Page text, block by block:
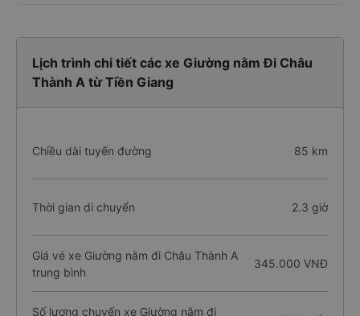
Lịch trình chi tiết các xe Giường nằm Đi Châu
Thành A từ Tiền Giang
Chiều dài tuyến đường 85 km
Thời gian di chuyển 2.3 giờ
Giá vé xe Giường nằm đi Châu Thành A
trung bình
345.000 VNĐ
Số lượng chuyến xe Giường nằm đi